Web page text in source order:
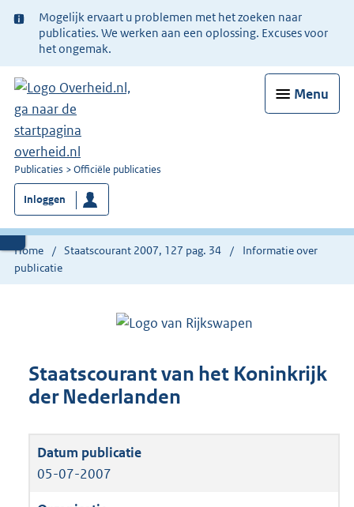
Ter
informatie:
Mogelijk ervaart u problemen met het zoeken naar
publicaties. We werken aan een oplossing. Excuses voor
het ongemak.
Menu
U
bent
nu
hier:
Publicaties Officiële publicaties
Inloggen
Home Staatscourant 2007, 127 pag. 34
Informatie over
publicatie
Staatscourant van het Koninkrijk
der Nederlanden
05-07-2007